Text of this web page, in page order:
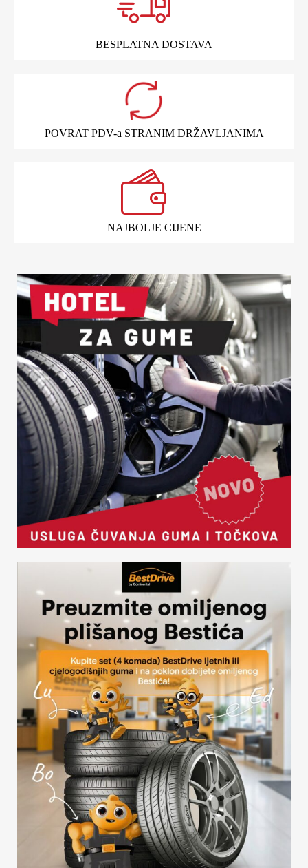
BESPLATNA DOSTAVA
POVRAT PDV-a STRANIM DRŽAVLJANIMA
NAJBOLJE CIJENE